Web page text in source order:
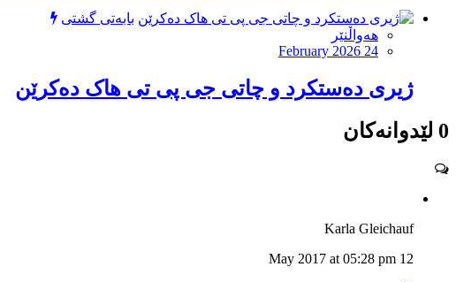
بابەتی گشتی
هەواڵنێر
February 2026 24
ژیری دەستکرد و چاتی جی پی تی هاک دەکرێن
0 لێدوانەکان
Karla Gleichauf
12 May 2017 at 05:28 pm